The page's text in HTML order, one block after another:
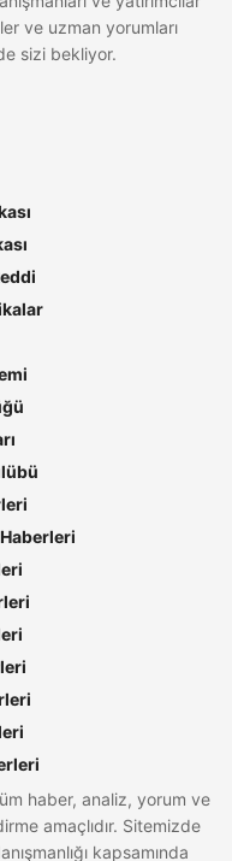
ve uzman yorumları
sizi bekliyor.
haber, analiz, yorum ve
amaçlıdır. Sitemizde
kapsamında